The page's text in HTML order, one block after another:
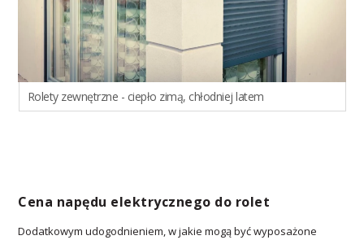
Rolety zewnętrzne - ciepło zimą, chłodniej latem
Cena napędu elektrycznego do rolet
Dodatkowym udogodnieniem, w jakie mogą być wyposażone